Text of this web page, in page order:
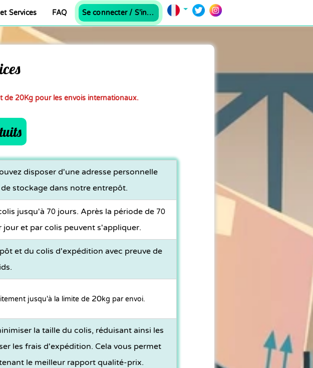
Services FAQ Se connecter / S'inscrire
de 20Kg pour les envois internationaux.
disposer d'une adresse personnelle
stockage dans notre entrepôt.
jusqu'à 70 jours. Après la période de 70
jour et par colis peuvent s'appliquer.
et du colis d'expédition avec preuve de
jusqu'à la limite de 20kg par envoi.
la taille du colis, réduisant ainsi les
les frais d'expédition. Cela vous permet
le meilleur rapport qualité-prix.